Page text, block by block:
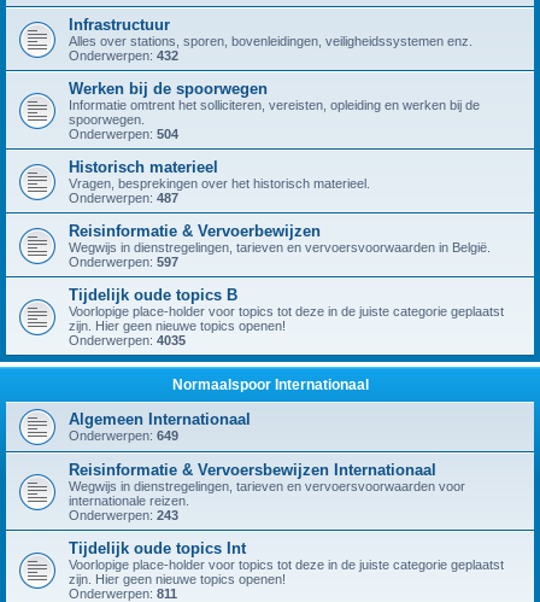
Infrastructuur
Alles over stations, sporen, bovenleidingen, veiligheidssystemen enz.
Onderwerpen: 432
Werken bij de spoorwegen
Informatie omtrent het solliciteren, vereisten, opleiding en werken bij de
spoorwegen.
Onderwerpen: 504
Historisch materieel
Vragen, besprekingen over het historisch materieel.
Onderwerpen: 487
Reisinformatie & Vervoerbewijzen
Wegwijs in dienstregelingen, tarieven en vervoersvoorwaarden in België.
Onderwerpen: 597
Tijdelijk oude topics B
Voorlopige place-holder voor topics tot deze in de juiste categorie geplaatst
zijn. Hier geen nieuwe topics openen!
Onderwerpen: 4035
Normaalspoor Internationaal
Algemeen Internationaal
Onderwerpen: 649
Reisinformatie & Vervoersbewijzen Internationaal
Wegwijs in dienstregelingen, tarieven en vervoersvoorwaarden voor
internationale reizen.
Onderwerpen: 243
Tijdelijk oude topics Int
Voorlopige place-holder voor topics tot deze in de juiste categorie geplaatst
zijn. Hier geen nieuwe topics openen!
Onderwerpen: 811